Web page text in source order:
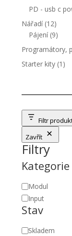
PD - usb c
Nářadí 1212
Pájení 99
Programátory,
Starter kity 1 1
Filtr
Zavřít
Filtry
Kategorie
Kategorie
Modul
Input
Stav
StavSkladem